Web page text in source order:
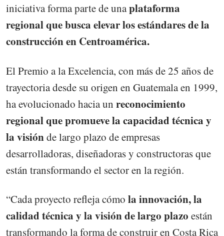
iniciativa forma parte de unaplataforma
regional que busca elevar los estándares de la
construcción en Centroamérica.
El Premio a la Excelencia, con más de 25 años de
trayectoria desde su origen en Guatemala en 1999,
ha evolucionado hacia un reconocimiento
regional que promueve la capacidad técnica y
la visiónde largo plazo de empresas
desarrolladoras, diseñadoras y constructoras que
están transformando el sector en la región.
“Cada proyecto refleja cómo la innovación, la
calidad técnica y la visión de largo plazo están
transformando la forma de construir en Costa Rica